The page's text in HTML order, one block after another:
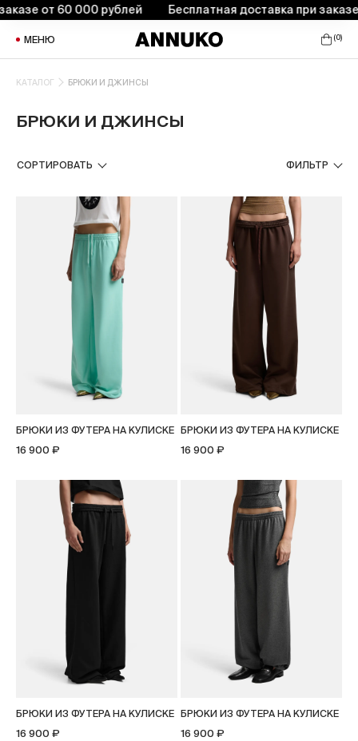
60 000 рублей Бесплатная доставка при заказе от 60
МЕНЮ (0)
КАТАЛОГ БРЮКИ И ДЖИНСЫ
БРЮКИ И ДЖИНСЫ
СОРТИРОВАТЬ ФИЛЬТР
БРЮКИ ИЗ ФУТЕРА НА КУЛИСКЕ
16 900 ₽
БРЮКИ ИЗ ФУТЕРА НА КУЛИСКЕ
16 900 ₽
БРЮКИ ИЗ ФУТЕРА НА КУЛИСКЕ
16 900 ₽
БРЮКИ ИЗ ФУТЕРА НА КУЛИСКЕ
16 900 ₽